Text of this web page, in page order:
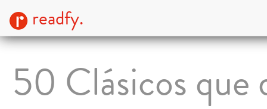
readfy.
50 Clásicos que